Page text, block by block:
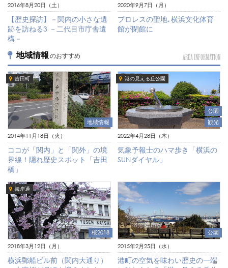
2016年8月20日（土）
【歴史探訪】－関内の小さな遺
跡を訪ねる3 －二代目市庁舎遺
構－
2020年9月7日（月）
プロレスの聖地､横浜文化体育
館が閉館に
地域情報 のおすすめ AREA INFORMATION
吉田町
地域情報
2014年11月18日（火）
ココが「関内」と「関外」の境
界線！隠れ歴史スポット「吉田
橋」
港の見える丘公園
公園
観光
2022年4月28日（木）
気象予報士のハマ歩き「横浜の
SUNダイヤル」
海岸通
桜2018
2018年3月12日（月）
横浜郵船ビル前（関内大通り）
公園
2015年2月25日（水）
港町の空気を味わい歴史の一端